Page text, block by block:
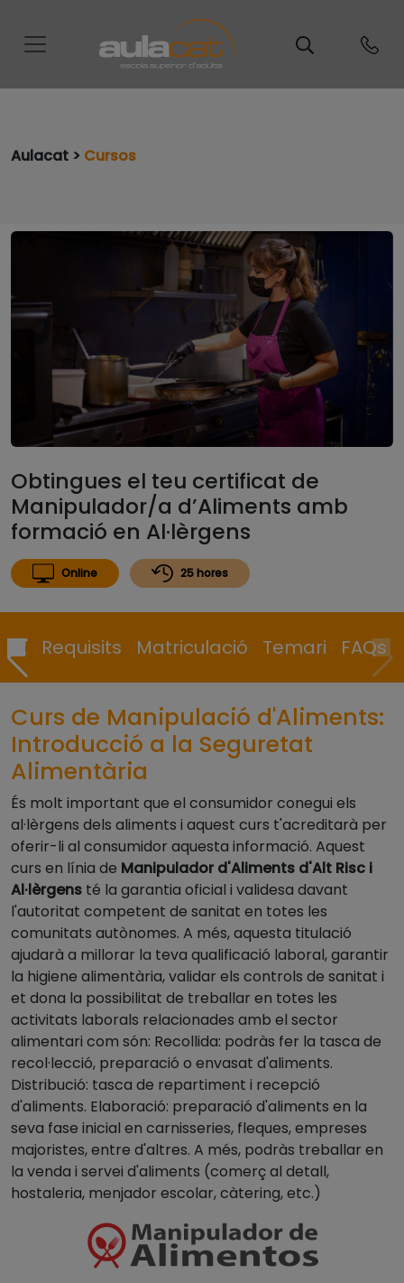
Aulacat > Cursos
Obtingues el teu certificat de
Manipulador/a d’Aliments amb
formació en Al·lèrgens
Online 25 hores
Requisits Matriculació Temari FAQs
Curs de Manipulació d'Aliments:
Introducció a la Seguretat
Alimentària
És molt important que el consumidor conegui els
al·lèrgens dels aliments i aquest curs t'acreditarà per
oferir-li al consumidor aquesta informació. Aquest
curs en línia de Manipulador d'Aliments d'Alt Risc i
Al·lèrgens té la garantia oficial i validesa davant
l'autoritat competent de sanitat en totes les
comunitats autònomes. A més, aquesta titulació
ajudarà a millorar la teva qualificació laboral, garantir
la higiene alimentària, validar els controls de sanitat i
et dona la possibilitat de treballar en totes les
activitats laborals relacionades amb el sector
alimentari com són: Recollida: podràs fer la tasca de
recol·lecció, preparació o envasat d'aliments.
Distribució: tasca de repartiment i recepció
d'aliments. Elaboració: preparació d'aliments en la
seva fase inicial en carnisseries, fleques, empreses
majoristes, entre d'altres. A més, podràs treballar en
la venda i servei d'aliments (comerç al detall,
hostaleria, menjador escolar, càtering, etc.)